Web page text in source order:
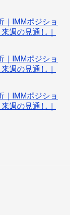
｜IMMポジショ
週の見通し｜
｜IMMポジショ
週の見通し｜
｜IMMポジショ
週の見通し｜